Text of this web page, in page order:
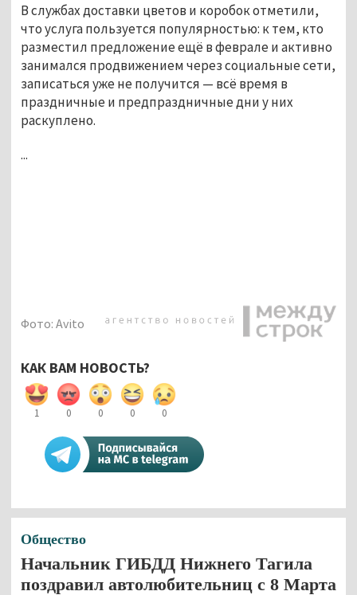
В службах доставки цветов и коробок отметили,
что услуга пользуется популярностью: к тем, кто
разместил предложение ещё в феврале и активно
занимался продвижением через социальные сети,
записаться уже не получится — всё время в
праздничные и предпраздничные дни у них
раскуплено.
...
Фото: Avito
КАК ВАМ НОВОСТЬ?
1 0 0 0 0
Общество
Начальник ГИБДД Нижнего Тагила
поздравил автолюбительниц с 8 Марта